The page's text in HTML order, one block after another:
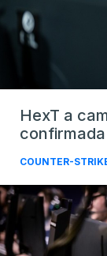
HexT a
COUNTER-